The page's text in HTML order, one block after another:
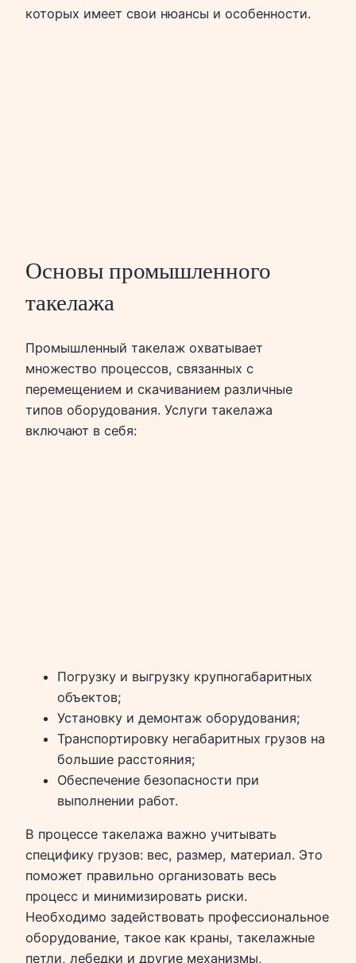
которых имеет свои нюансы и особенности.
Основы промышленного
такелажа
Промышленный такелаж охватывает
множество процессов, связанных с
перемещением и скачиванием различные
типов оборудования. Услуги такелажа
включают в себя:
Погрузку и выгрузку крупногабаритных
объектов;
Установку и демонтаж оборудования;
Транспортировку негабаритных грузов на
большие расстояния;
Обеспечение безопасности при
выполнении работ.
В процессе такелажа важно учитывать
специфику грузов: вес, размер, материал. Это
поможет правильно организовать весь
процесс и минимизировать риски.
Необходимо задействовать профессиональное
оборудование, такое как краны, такелажные
петли, лебедки и другие механизмы,